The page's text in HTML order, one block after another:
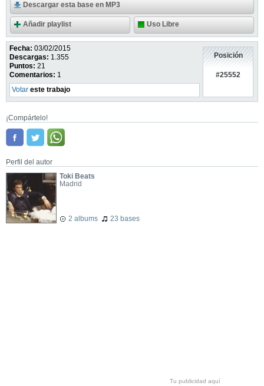
Descargar esta base en MP3
Añadir playlist Uso Libre
Fecha: 03/02/2015
Descargas: 1.355
Puntos: 21
Comentarios: 1
Votar este trabajo
Posición
#25552
¡Compártelo!
Perfil del autor
Toki Beats
Madrid
2 albums 23 bases
Tu publicidad aquí